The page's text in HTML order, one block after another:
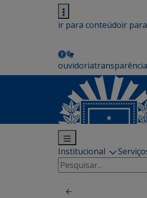
ir para conteúdoir
ouvidoriatransparência
Institucional
Pesquisar
por: